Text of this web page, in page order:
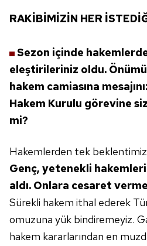
RAKİBİMİZİN HER İ
Sezon içinde
eleştirileriniz oldu.
hakem camiasına
Hakem Kurulu görevine
mi?
Hakemlerden tek
Genç, yetenekli
aldı. Onlara cesaret
Sürekli hakem ithal ederek
omuzuna yük bindiremeyiz.
hakem kararlarından en